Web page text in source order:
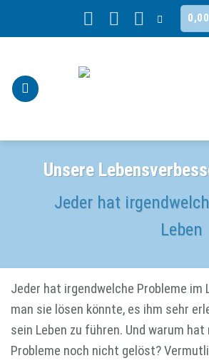
0,00
Unsere
Jeder hat
Leben
Jeder hat irgendwelche Probleme im
man sie lösen könnte, es ihm sehr
sein Leben zu führen. Und warum hat
Probleme noch nicht gelöst?